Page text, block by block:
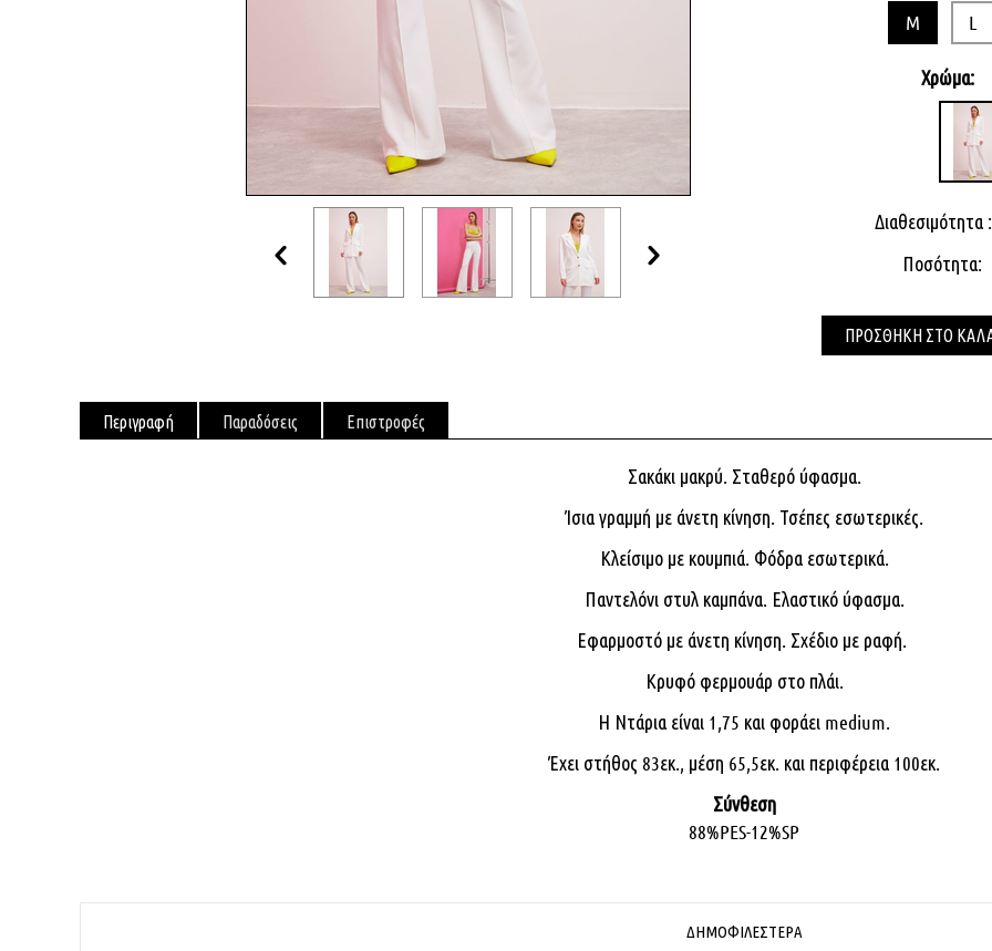
M
L
Χρώμα:
Διαθεσιμότητα :
Ποσότητα:
ΠΡΟΣΘΗΚΗ ΣΤΟ
Περιγραφή Παραδόσεις Επιστροφές
Σακάκι μακρύ. Σταθερό ύφασμα.
Ίσια γραμμή με άνετη κίνηση. Τσέπες εσωτερικές.
Κλείσιμο με κουμπιά. Φόδρα εσωτερικά.
Παντελόνι στυλ καμπάνα. Ελαστικό ύφασμα.
Εφαρμοστό με άνετη κίνηση. Σχέδιο με ραφή.
Κρυφό φερμουάρ στο πλάι.
Η Ντάρια είναι 1,75 και φοράει medium.
Έχει στήθος 83εκ., μέση 65,5εκ. και περιφέρεια 100εκ.
Σύνθεση
88%PES-12%SP
ΔΗΜΟΦΙΛΈΣΤΕΡΑ